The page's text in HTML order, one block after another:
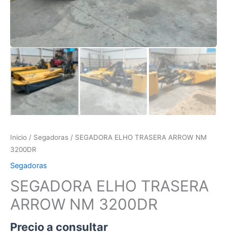
Inicio / Segadoras / SEGADORA ELHO TRASERA ARROW NM
3200DR
Segadoras
SEGADORA ELHO TRASERA
ARROW NM 3200DR
Precio a consultar